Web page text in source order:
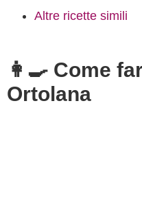
Altre ricette simili
👩‍🍳 Come
Ortolana